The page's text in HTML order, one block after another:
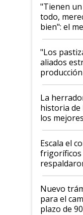
"Tienen
todo,
bien": el
ganadera
para el
foco en la
"Los
aliados
producción
la
La
historia de
los
Argentina
todavía
animales:
haciendo
Escala el
frigoríficos
obligatorio
Nuevo
para el
plazo de